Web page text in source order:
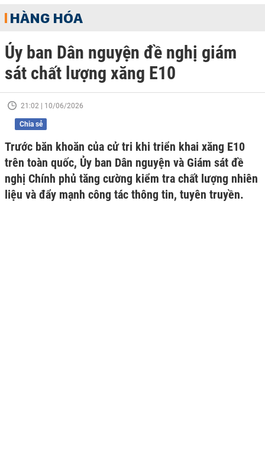
HÀNG HÓA
Ủy ban Dân nguyện đề nghị giám
sát chất lượng xăng E10
21:02 | 10/06/2026
Chia sẻ
Trước băn khoăn của cử tri khi triển khai xăng E10
trên toàn quốc, Ủy ban Dân nguyện và Giám sát đề
nghị Chính phủ tăng cường kiểm tra chất lượng nhiên
liệu và đẩy mạnh công tác thông tin, tuyên truyền.